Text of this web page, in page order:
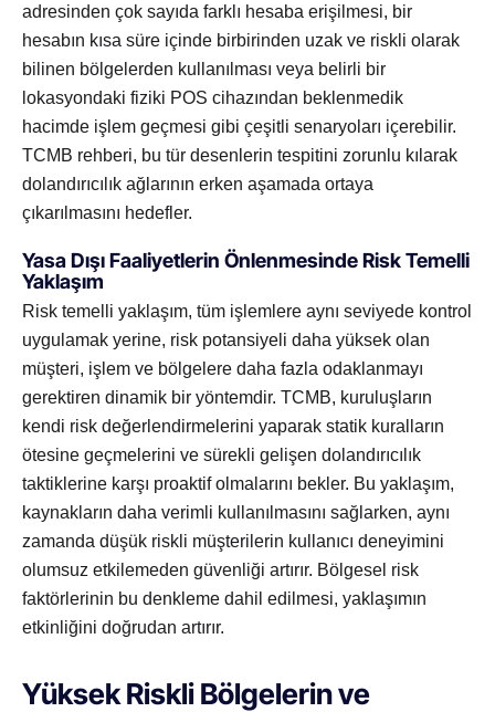
adresinden çok sayıda farklı hesaba erişilmesi, bir
hesabın kısa süre içinde birbirinden uzak ve riskli olarak
bilinen bölgelerden kullanılması veya belirli bir
lokasyondaki fiziki POS cihazından beklenmedik
hacimde işlem geçmesi gibi çeşitli senaryoları içerebilir.
TCMB rehberi, bu tür desenlerin tespitini zorunlu kılarak
dolandırıcılık ağlarının erken aşamada ortaya
çıkarılmasını hedefler.
Yasa Dışı Faaliyetlerin Önlenmesinde Risk Temelli
Yaklaşım
Risk temelli yaklaşım, tüm işlemlere aynı seviyede kontrol
uygulamak yerine, risk potansiyeli daha yüksek olan
müşteri, işlem ve bölgelere daha fazla odaklanmayı
gerektiren dinamik bir yöntemdir. TCMB, kuruluşların
kendi risk değerlendirmelerini yaparak statik kuralların
ötesine geçmelerini ve sürekli gelişen dolandırıcılık
taktiklerine karşı proaktif olmalarını bekler. Bu yaklaşım,
kaynakların daha verimli kullanılmasını sağlarken, aynı
zamanda düşük riskli müşterilerin kullanıcı deneyimini
olumsuz etkilemeden güvenliği artırır. Bölgesel risk
faktörlerinin bu denkleme dahil edilmesi, yaklaşımın
etkinliğini doğrudan artırır.
Yüksek Riskli Bölgelerin ve